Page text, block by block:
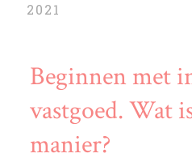
2021
Beginnen met
vastgoed. Wat
manier?